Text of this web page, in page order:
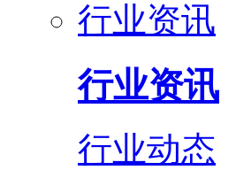
行业资讯
行业资讯
行业动态